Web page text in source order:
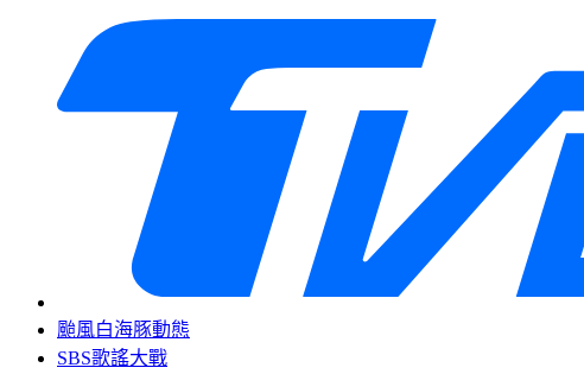
颱風白海豚動態
SBS歌謠大戰